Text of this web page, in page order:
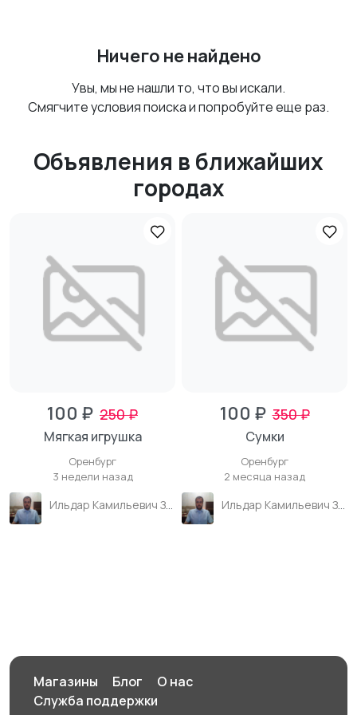
Ничего не найдено
Увы, мы не нашли то, что вы искали.
Смягчите условия поиска и попробуйте еще раз.
Объявления в ближайших
городах
100 ₽ 250 ₽
Мягкая игрушка
Оренбург
3 недели назад
100 ₽ 350 ₽
Сумки
Оренбург
2 месяца назад
Магазины Блог
О нас
Служба поддержки